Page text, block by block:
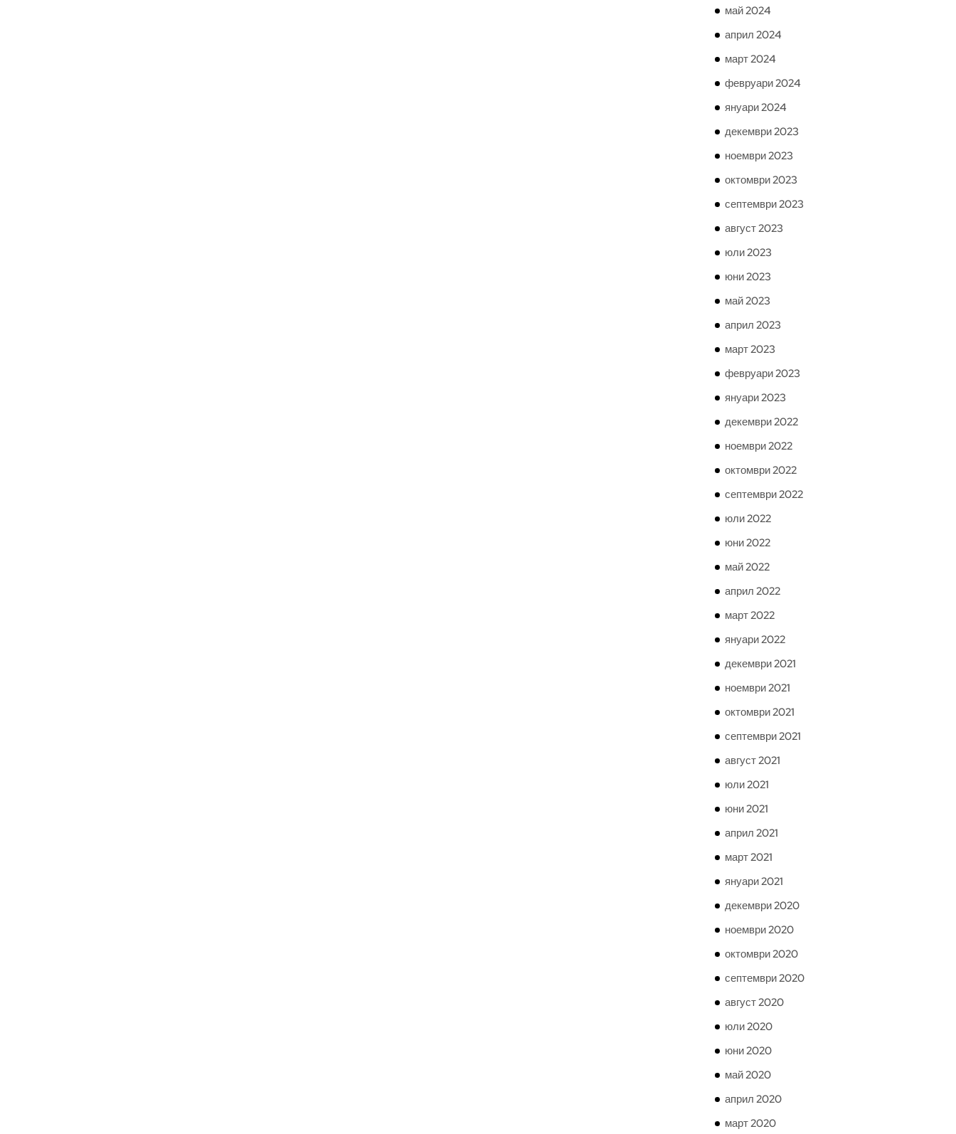
май 2024
април 2024
март 2024
февруари 2024
януари 2024
декември 2023
ноември 2023
октомври 2023
септември 2023
август 2023
юли 2023
юни 2023
май 2023
април 2023
март 2023
февруари 2023
януари 2023
декември 2022
ноември 2022
октомври 2022
септември 2022
юли 2022
юни 2022
май 2022
април 2022
март 2022
януари 2022
декември 2021
ноември 2021
октомври 2021
септември 2021
август 2021
юли 2021
юни 2021
април 2021
март 2021
януари 2021
декември 2020
ноември 2020
октомври 2020
септември 2020
август 2020
юли 2020
юни 2020
май 2020
април 2020
март 2020